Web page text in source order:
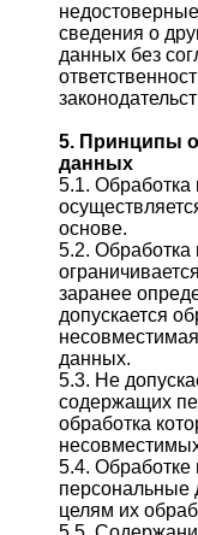
сведения о
данных без
5. Принципы
данных
5.1.
основе.
5.2.
заранее
допускается
данных.
5.3. Не
содержащих
обработка
5.4. Обработке
персональные
целям их